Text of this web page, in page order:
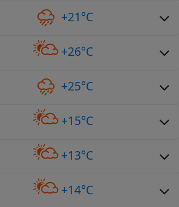
+21°C
+26°C
+25°C
+15°C
+13°C
+14°C